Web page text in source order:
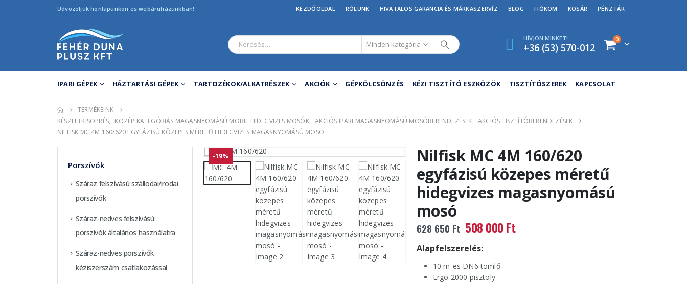
Üdvözöljük honlapunkon és webáruházunkban! KEZDŐOLDAL RÓLUNK HIVATALOS GARANCIA ÉS MÁRKASZERVÍZ BLOG FIÓKOM KOSÁR PÉNZTÁR
Minden kategória
HÍVJON MINKET!
+36 (53) 570-012
0
IPARI GÉPEK HÁZTARTÁSI GÉPEK TARTOZÉKOK/ALKATRÉSZEK AKCIÓK GÉPKÖLCSÖNZÉS KÉZI TISZTÍTÓ ESZKÖZÖK TISZTÍTÓSZEREK KAPCSOLAT
TERMÉKEINK
KÉSZLETKISÖPRÉS, KÖZÉP KATEGÓRIÁS MAGASNYOMÁSÚ MOBIL HIDEGVIZES MOSÓK, AKCIÓS IPARI MAGASNYOMÁSÚ MOSÓBERENDEZÉSEK, AKCIÓS TISZTÍTÓBERENDEZÉSEK
NILFISK MC 4M 160/620 EGYFÁZISÚ KÖZEPES MÉRETŰ HIDEGVIZES MAGASNYOMÁSÚ MOSÓ
-19%
Nilfisk MC 4M 160/620
egyfázisú közepes méretű
hidegvizes magasnyomású
mosó
628 650Ft Original
price
was:
628
650 Ft.
508 000FtCurrent
price
Alapfelszerelés:
10 m-es DN6 tömlő
Ergo 2000 pisztoly
Porszívók
Száraz felszívású szállodai/irodai
porszívók
Száraz-nedves felszívású
porszívók általános használatra
Száraz-nedves porszívók
kéziszerszám csatlakozással